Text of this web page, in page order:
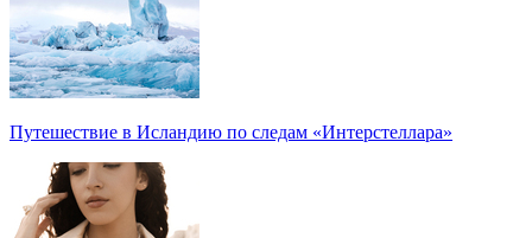
Путешествие в Исландию по следам «Интерстеллара»